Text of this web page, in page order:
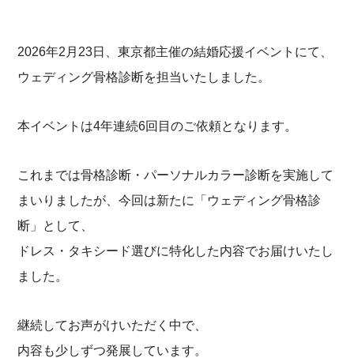
2026年2月23日、東京都主催の結婚応援イベントにて、
ウェディング骨格診断を担当いたしました。
本イベントは4年連続6回目のご依頼となります。
これまでは骨格診断・パーソナルカラー診断を実施して
まいりましたが、今回は新たに「ウェディング骨格診
断」として、
ドレス・タキシード選びに特化した内容でお届けいたし
ました。
継続してお声がけいただく中で、
内容も少しずつ発展しています。